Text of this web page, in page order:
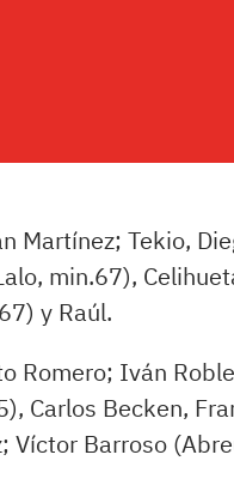
Martínez; Tekio,
min.67),
y Raúl.
Romero; Iván
Carlos Becken,
Víctor Barroso